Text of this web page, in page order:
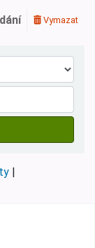
Vymazat